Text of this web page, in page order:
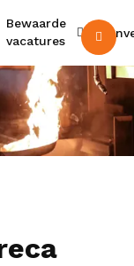
Bewaarde
vacatures